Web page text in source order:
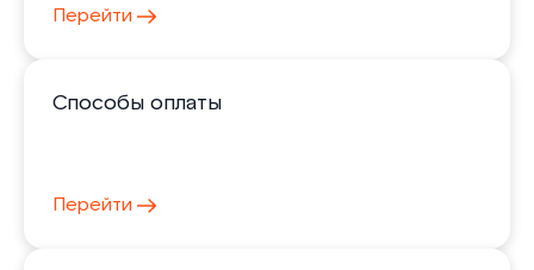
Перейти
Способы оплаты
Перейти